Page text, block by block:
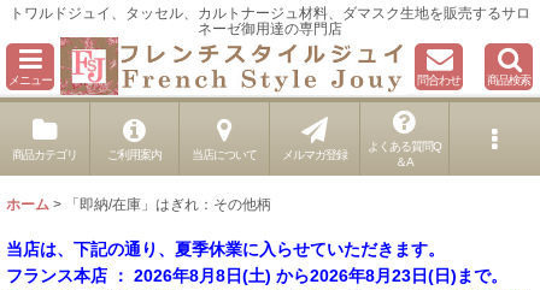
トワルドジュイ、タッセル、カルトナージュ材料、ダマスク生地を販売するサロ
ネーゼ御用達の専門店
メニュー 問合わせ 商品検索
商品カテゴリ ご利用案内 当店について メルマガ登録
よくある質問Q
＆A
ホーム > 「即納/在庫」はぎれ：その他柄
当店は、下記の通り、夏季休業に入らせていただきます。
フランス本店 ： 2026年8月8日(土) から2026年8月23日(日)まで。